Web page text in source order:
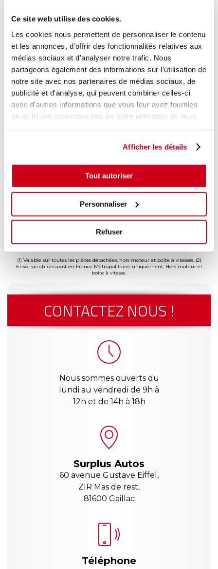
Ce site web utilise des cookies.
Les cookies nous permettent de personnaliser le contenu
et les annonces, d'offrir des fonctionnalités relatives aux
médias sociaux et d'analyser notre trafic. Nous
partageons également des informations sur l'utilisation de
notre site avec nos partenaires de médias sociaux, de
publicité et d'analyse, qui peuvent combiner celles-ci
avec d'autres informations que vous leur avez fournies
ou qu'ils ont collectées lors de votre utilisation de leurs
Afficher les détails
Tout autoriser
Personnaliser
Refuser
Modèle d'origine :FORD C-MAX 2 2010
Modèle de provenance
Caractéristiques techniques
En stock 18,00 € TTC
AJOUTER AU PANIER
ans
24h(2)
(1) Valable sur toutes les pièces détachées, hors moteur et boîte à vitesses. (2)
Envoi via chronopost en France Métropolitaine uniquement. Hors moteur et
boîte à vitesse.
CONTACTEZ NOUS !
Nous sommes ouverts du
lundi au vendredi de 9h à
12h et de 14h à 18h
Surplus Autos
60 avenue Gustave Eiffel,
ZIR Mas de rest,
81600 Gaillac
Téléphone